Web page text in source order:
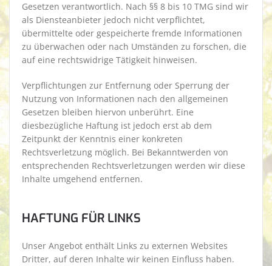
Gesetzen verantwortlich. Nach §§ 8 bis 10 TMG sind wir
als Diensteanbieter jedoch nicht verpflichtet,
übermittelte oder gespeicherte fremde Informationen
zu überwachen oder nach Umständen zu forschen, die
auf eine rechtswidrige Tätigkeit hinweisen.
Verpflichtungen zur Entfernung oder Sperrung der
Nutzung von Informationen nach den allgemeinen
Gesetzen bleiben hiervon unberührt. Eine
diesbezügliche Haftung ist jedoch erst ab dem
Zeitpunkt der Kenntnis einer konkreten
Rechtsverletzung möglich. Bei Bekanntwerden von
entsprechenden Rechtsverletzungen werden wir diese
Inhalte umgehend entfernen.
HAFTUNG FÜR LINKS
Unser Angebot enthält Links zu externen Websites
Dritter, auf deren Inhalte wir keinen Einfluss haben.